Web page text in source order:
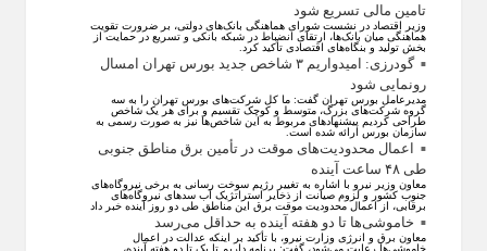
تامین مالی تسریع شود
وزیر اقتصاد در نشست شورای هماهنگی بانک‌های دولتی، بر ضرورت تقویت
هماهنگی میان بانک‌ها، ارتقای انضباط در شبکه بانکی و تسریع در حمایت از
بخش تولید و بنگاه‌های اقتصادی تأکید کرد.
گودرزی: امیدواریم ۳ شاخص جدید بورس تهران امسال
رونمایی شود
مدیرعامل بورس تهران گفت: ما کل شرکت‌های بورس تهران را به سه
گروه شرکت‌های بزرگ، متوسط و کوچک تقسیم و برای هر یک شاخص
طراحی کردیم پیشنهاد‌های مربوط به این شاخص‌ها نیز به صورت رسمی به
سازمان بورس ارائه شده است.
اعمال محدودیت‌های موقت در تأمین برق مناطق جنوبی
طی ۴۸ ساعت آینده
معاون وزیر نیرو با اشاره به تغییر رژیم سوخت رسانی به برخی نیروگاه‌های
جنوب کشور و لزوم صیانت از ذخایر استراتژیک آب سد‌های نیروگاه‌های
برقابی، از اعمال محدودیت‌ موقت برق این مناطق طی دو روز آینده خبر داد.
خاموشی‌ها تا دو هفته آینده به حداقل می‌رسد
معاون برق و انرژی وزارت نیرو، با تأکید بر اینکه عدالت در اعمال
خاموشی‌ها رعایت می‌شود، گفت: برنامه داریم تا یک تا دو هفته آینده،